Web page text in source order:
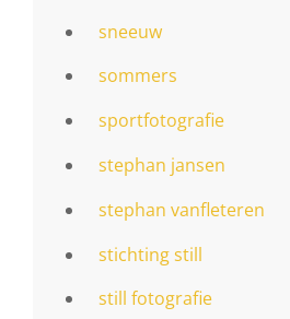
sneeuw
sommers
sportfotografie
stephan jansen
stephan vanfleteren
stichting still
still fotografie